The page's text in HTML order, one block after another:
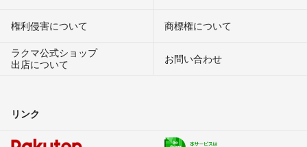
権利侵害について
商標権について
ラクマ公式ショップ
出店について
お問い合わせ
リンク